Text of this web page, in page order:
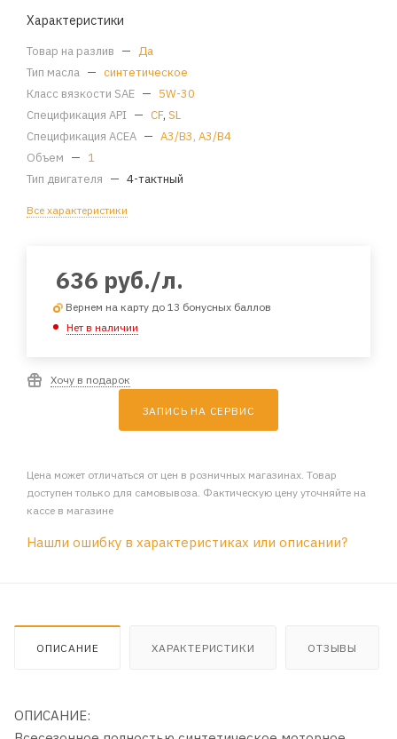
Характеристики
Товар на разлив — Да
Тип масла — синтетическое
Класс вязкости SAE — 5W-30
Спецификация API — CF, SL
Спецификация ACEA — A3/B3, A3/B4
Объем — 1
Тип двигателя — 4-тактный
Все характеристики
636 руб./л.
Вернем на карту до 13 бонусных баллов
Нет в наличии
Хочу в подарок
ЗАПИСЬ НА СЕРВИС
Цена может отличаться от цен в розничных магазинах. Товар
доступен только для самовывоза. Фактическую цену уточняйте на
кассе в магазине
Нашли ошибку в характеристиках или описании?
ОПИСАНИЕ ХАРАКТЕРИСТИКИ ОТЗЫВЫ
ОПИСАНИЕ: